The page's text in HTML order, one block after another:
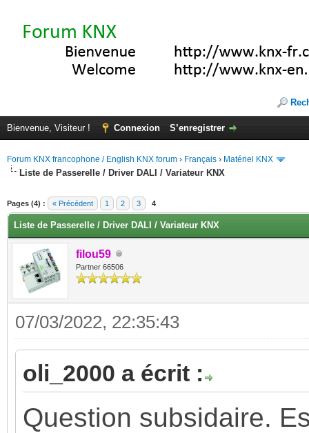
Bienvenue, Visiteur ! Connexion S’enregistrer
Forum KNX francophone / English KNX forum › Français › Matériel KNX
Liste de Passerelle / Driver DALI / Variateur KNX
Pages (4) : « Précédent 1 2 3 4
Liste de Passerelle / Driver DALI / Variateur KNX
filou59
Partner 66506
07/03/2022, 22:35:43
oli_2000 a écrit :
Question subsidaire.